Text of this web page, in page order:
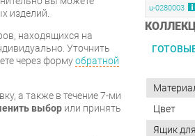
u-0280003
изделий.
находящихся на
Уточнить
через формуобратной
а также в течение 7-ми
выбор или принять
Цвет
Ящик